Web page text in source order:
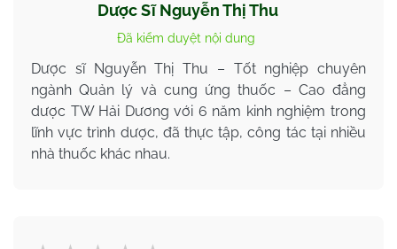
Dược Sĩ Nguyễn Thị Thu
Đã kiểm duyệt nội dung
Dược sĩ Nguyễn Thị Thu – Tốt nghiệp chuyên
ngành Quản lý và cung ứng thuốc – Cao đẳng
dược TW Hải Dương với 6 năm kinh nghiệm trong
lĩnh vực trình dược, đã thực tập, công tác tại nhiều
nhà thuốc khác nhau.